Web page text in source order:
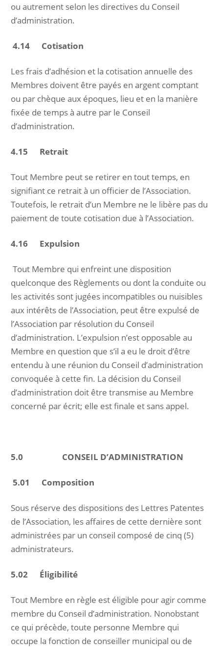
ou autrement selon les directives du Conseil
d’administration.
4.14 Cotisation
Les frais d’adhésion et la cotisation annuelle des
Membres doivent être payés en argent comptant
ou par chèque aux époques, lieu et en la manière
fixée de temps à autre par le Conseil
d’administration.
4.15 Retrait
Tout Membre peut se retirer en tout temps, en
signifiant ce retrait à un officier de l’Association.
Toutefois, le retrait d’un Membre ne le libère pas du
paiement de toute cotisation due à l’Association.
4.16 Expulsion
Tout Membre qui enfreint une disposition
quelconque des Règlements ou dont la conduite ou
les activités sont jugées incompatibles ou nuisibles
aux intérêts de l’Association, peut être expulsé de
l’Association par résolution du Conseil
d’administration. L’expulsion n’est opposable au
Membre en question que s’il a eu le droit d’être
entendu à une réunion du Conseil d’administration
convoquée à cette fin. La décision du Conseil
d’administration doit être transmise au Membre
concerné par écrit; elle est finale et sans appel.
5.0 CONSEIL D’ADMINISTRATION
5.01 Composition
Sous réserve des dispositions des Lettres Patentes
de l’Association, les affaires de cette dernière sont
administrées par un conseil composé de cinq (5)
administrateurs.
5.02 Éligibilité
Tout Membre en règle est éligible pour agir comme
membre du Conseil d’administration. Nonobstant
ce qui précède, toute personne Membre qui
occupe la fonction de conseiller municipal ou de